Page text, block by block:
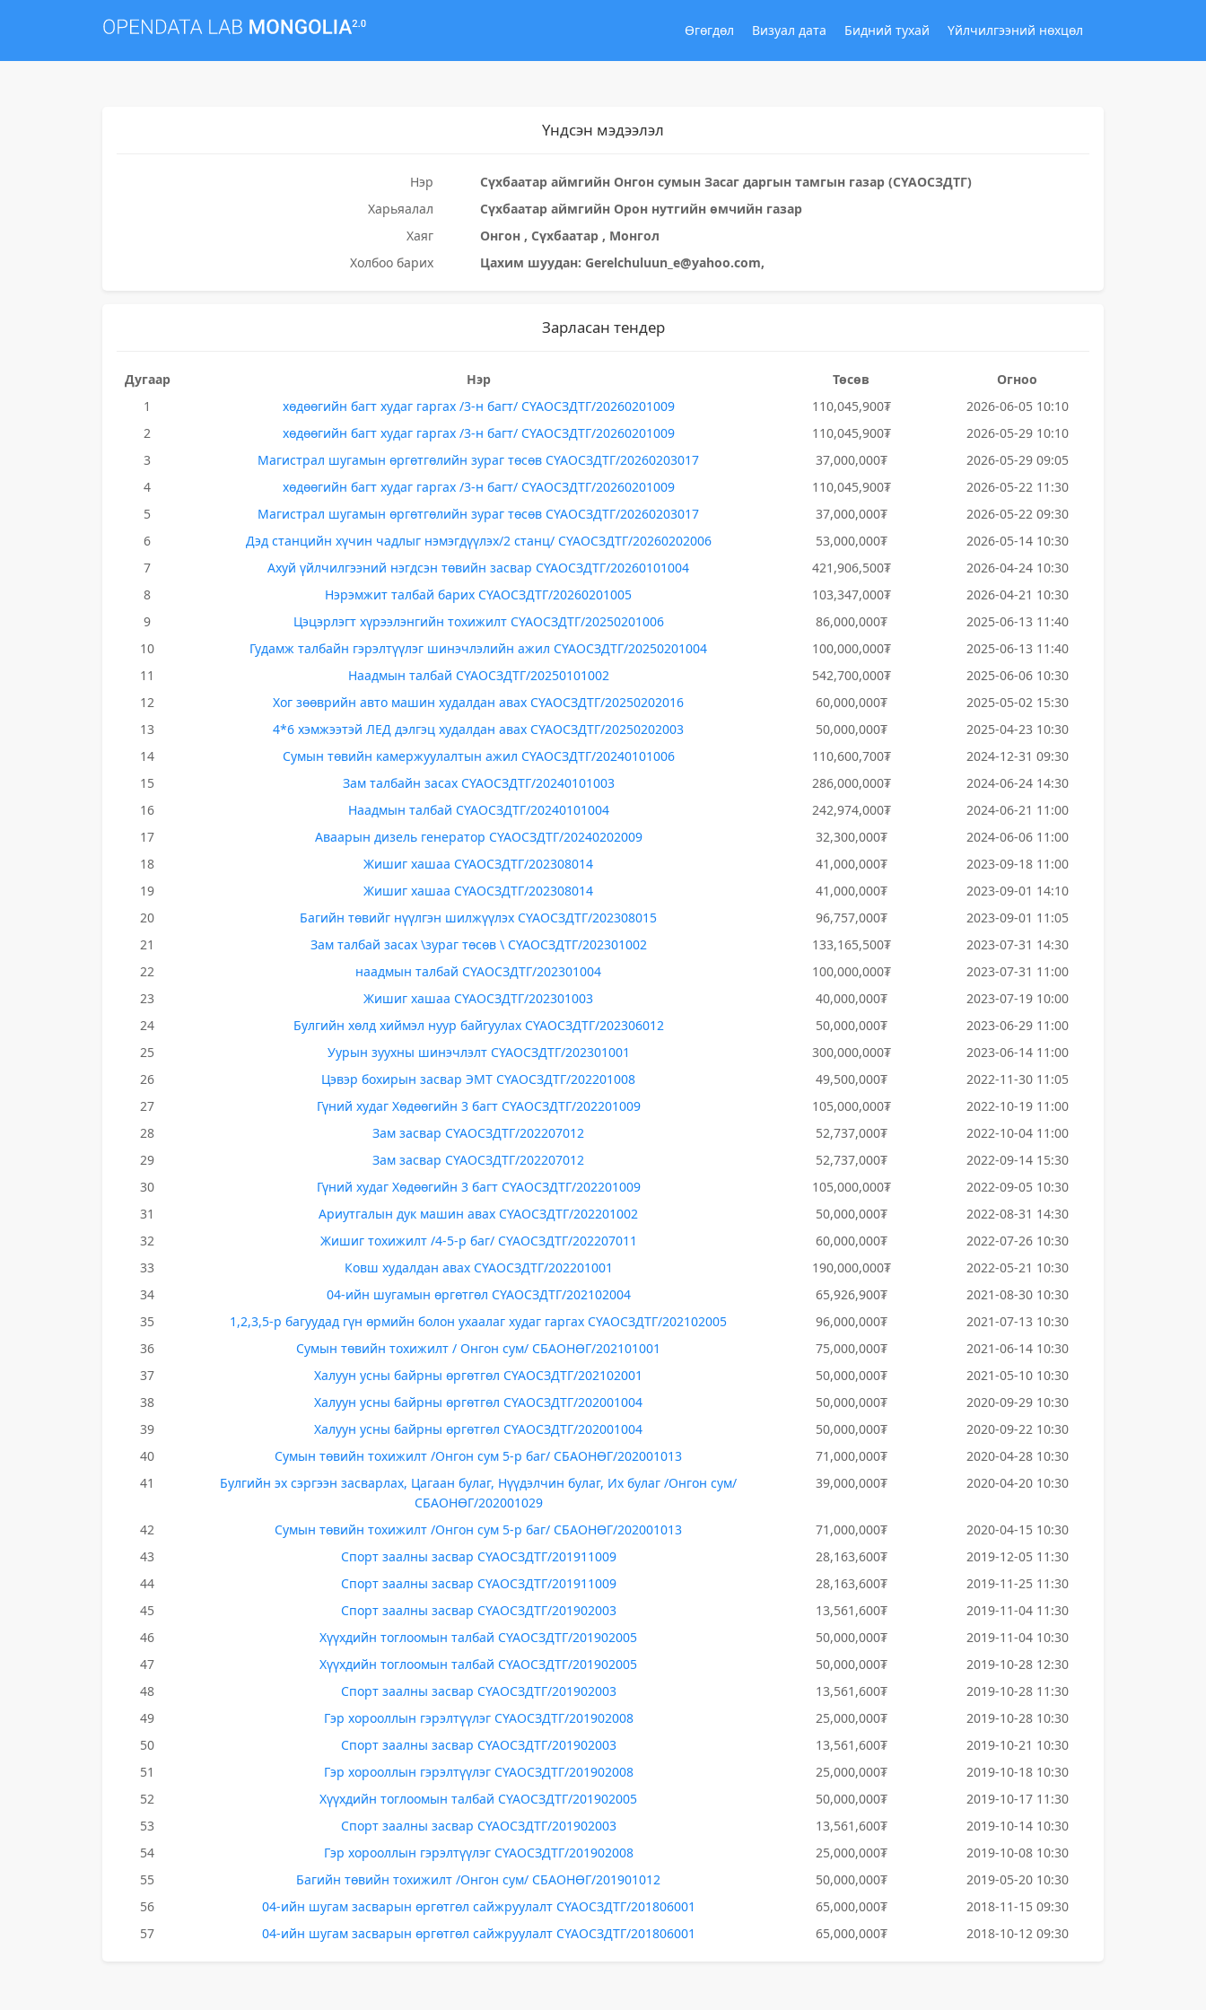
Өгөгдөл Визуал дата Бидний тухай Үйлчилгээний нөхцөл
Үндсэн мэдээлэл
Нэр
Сүхбаатар аймгийн Онгон сумын Засаг даргын тамгын газар (СҮАОСЗДТГ)
Харьяалал
Сүхбаатар аймгийн Орон нутгийн өмчийн газар
Хаяг
Онгон , Сүхбаатар , Монгол
Холбоо барих
Цахим шуудан: Gerelchuluun_e@yahoo.com,
Зарласан тендер
Дугаар Нэр Төсөв
Огноо
1
хөдөөгийн багт худаг гаргах /3-н багт/ СҮАОСЗДТГ/20260201009 110,045,900₮
2026-06-05 10:10
2
хөдөөгийн багт худаг гаргах /3-н багт/ СҮАОСЗДТГ/20260201009 110,045,900₮
2026-05-29 10:10
3
Магистрал шугамын өргөтгөлийн зураг төсөв СҮАОСЗДТГ/20260203017 37,000,000₮
2026-05-29 09:05
4
хөдөөгийн багт худаг гаргах /3-н багт/ СҮАОСЗДТГ/20260201009 110,045,900₮
2026-05-22 11:30
5
Магистрал шугамын өргөтгөлийн зураг төсөв СҮАОСЗДТГ/20260203017 37,000,000₮
2026-05-22 09:30
6
Дэд станцийн хүчин чадлыг нэмэгдүүлэх/2 станц/ СҮАОСЗДТГ/20260202006 53,000,000₮
2026-05-14 10:30
7
Ахуй үйлчилгээний нэгдсэн төвийн засвар СҮАОСЗДТГ/20260101004 421,906,500₮
2026-04-24 10:30
8
Нэрэмжит талбай барих СҮАОСЗДТГ/20260201005 103,347,000₮
2026-04-21 10:30
9
Цэцэрлэгт хүрээлэнгийн тохижилт СҮАОСЗДТГ/20250201006 86,000,000₮
2025-06-13 11:40
10
Гудамж талбайн гэрэлтүүлэг шинэчлэлийн ажил СҮАОСЗДТГ/20250201004 100,000,000₮
2025-06-13 11:40
11
Наадмын талбай СҮАОСЗДТГ/20250101002 542,700,000₮
2025-06-06 10:30
12
Хог зөөврийн авто машин худалдан авах СҮАОСЗДТГ/20250202016 60,000,000₮
2025-05-02 15:30
13
4*6 хэмжээтэй ЛЕД дэлгэц худалдан авах СҮАОСЗДТГ/20250202003 50,000,000₮
2025-04-23 10:30
14
Сумын төвийн камержуулалтын ажил СҮАОСЗДТГ/20240101006 110,600,700₮
2024-12-31 09:30
15
Зам талбайн засах СҮАОСЗДТГ/20240101003 286,000,000₮
2024-06-24 14:30
16
Наадмын талбай СҮАОСЗДТГ/20240101004 242,974,000₮
2024-06-21 11:00
17
Аваарын дизель генератор СҮАОСЗДТГ/20240202009 32,300,000₮
2024-06-06 11:00
18
Жишиг хашаа СҮАОСЗДТГ/202308014 41,000,000₮
2023-09-18 11:00
19
Жишиг хашаа СҮАОСЗДТГ/202308014 41,000,000₮
2023-09-01 14:10
20
Багийн төвийг нүүлгэн шилжүүлэх СҮАОСЗДТГ/202308015 96,757,000₮
2023-09-01 11:05
21
Зам талбай засах \зураг төсөв \ СҮАОСЗДТГ/202301002 133,165,500₮
2023-07-31 14:30
22
наадмын талбай СҮАОСЗДТГ/202301004 100,000,000₮
2023-07-31 11:00
23
Жишиг хашаа СҮАОСЗДТГ/202301003 40,000,000₮
2023-07-19 10:00
24
Булгийн хөлд хиймэл нуур байгуулах СҮАОСЗДТГ/202306012 50,000,000₮
2023-06-29 11:00
25
Уурын зуухны шинэчлэлт СҮАОСЗДТГ/202301001 300,000,000₮
2023-06-14 11:00
26
Цэвэр бохирын засвар ЭМТ СҮАОСЗДТГ/202201008 49,500,000₮
2022-11-30 11:05
27
Гүний худаг Хөдөөгийн 3 багт СҮАОСЗДТГ/202201009 105,000,000₮
2022-10-19 11:00
28
Зам засвар СҮАОСЗДТГ/202207012 52,737,000₮
2022-10-04 11:00
29
Зам засвар СҮАОСЗДТГ/202207012 52,737,000₮
2022-09-14 15:30
30
Гүний худаг Хөдөөгийн 3 багт СҮАОСЗДТГ/202201009 105,000,000₮
2022-09-05 10:30
31
Ариутгалын дук машин авах СҮАОСЗДТГ/202201002 50,000,000₮
2022-08-31 14:30
32
Жишиг тохижилт /4-5-р баг/ СҮАОСЗДТГ/202207011 60,000,000₮
2022-07-26 10:30
33
Ковш худалдан авах СҮАОСЗДТГ/202201001 190,000,000₮
2022-05-21 10:30
34
04-ийн шугамын өргөтгөл СҮАОСЗДТГ/202102004 65,926,900₮
2021-08-30 10:30
35
1,2,3,5-р багуудад гүн өрмийн болон ухаалаг худаг гаргах СҮАОСЗДТГ/202102005 96,000,000₮
2021-07-13 10:30
36
Сумын төвийн тохижилт / Онгон сум/ СБАОНӨГ/202101001 75,000,000₮
2021-06-14 10:30
37
Халуун усны байрны өргөтгөл СҮАОСЗДТГ/202102001 50,000,000₮
2021-05-10 10:30
38
Халуун усны байрны өргөтгөл СҮАОСЗДТГ/202001004 50,000,000₮
2020-09-29 10:30
39
Халуун усны байрны өргөтгөл СҮАОСЗДТГ/202001004 50,000,000₮
2020-09-22 10:30
40
Сумын төвийн тохижилт /Онгон сум 5-р баг/ СБАОНӨГ/202001013 71,000,000₮
2020-04-28 10:30
41
Булгийн эх сэргээн засварлах, Цагаан булаг, Нүүдэлчин булаг, Их булаг /Онгон сум/
СБАОНӨГ/202001029
39,000,000₮ 2020-04-20 10:30
42 Сумын төвийн тохижилт /Онгон сум 5-р баг/ СБАОНӨГ/202001013 71,000,000₮
2020-04-15 10:30
43
Спорт заалны засвар СҮАОСЗДТГ/201911009 28,163,600₮
2019-12-05 11:30
44
Спорт заалны засвар СҮАОСЗДТГ/201911009 28,163,600₮
2019-11-25 11:30
45
Спорт заалны засвар СҮАОСЗДТГ/201902003 13,561,600₮
2019-11-04 11:30
46
Хүүхдийн тоглоомын талбай СҮАОСЗДТГ/201902005 50,000,000₮
2019-11-04 10:30
47
Хүүхдийн тоглоомын талбай СҮАОСЗДТГ/201902005 50,000,000₮
2019-10-28 12:30
48
Спорт заалны засвар СҮАОСЗДТГ/201902003 13,561,600₮
2019-10-28 11:30
49
Гэр хорооллын гэрэлтүүлэг СҮАОСЗДТГ/201902008 25,000,000₮
2019-10-28 10:30
50
Спорт заалны засвар СҮАОСЗДТГ/201902003 13,561,600₮
2019-10-21 10:30
51
Гэр хорооллын гэрэлтүүлэг СҮАОСЗДТГ/201902008 25,000,000₮
2019-10-18 10:30
52
Хүүхдийн тоглоомын талбай СҮАОСЗДТГ/201902005 50,000,000₮
2019-10-17 11:30
53
Спорт заалны засвар СҮАОСЗДТГ/201902003 13,561,600₮
2019-10-14 10:30
54
Гэр хорооллын гэрэлтүүлэг СҮАОСЗДТГ/201902008 25,000,000₮
2019-10-08 10:30
55
Багийн төвийн тохижилт /Онгон сум/ СБАОНӨГ/201901012 50,000,000₮
2019-05-20 10:30
56
04-ийн шугам засварын өргөтгөл сайжруулалт СҮАОСЗДТГ/201806001 65,000,000₮
2018-11-15 09:30
57
04-ийн шугам засварын өргөтгөл сайжруулалт СҮАОСЗДТГ/201806001 65,000,000₮ 2018-10-12 09:30